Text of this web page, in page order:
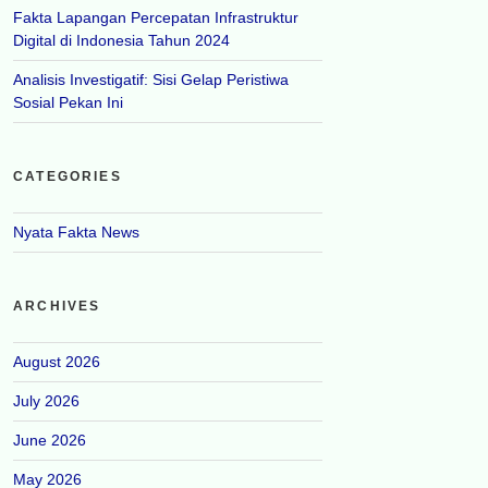
Fakta Lapangan Percepatan Infrastruktur
Digital di Indonesia Tahun 2024
Analisis Investigatif: Sisi Gelap Peristiwa
Sosial Pekan Ini
CATEGORIES
Nyata Fakta News
ARCHIVES
August 2026
July 2026
June 2026
May 2026